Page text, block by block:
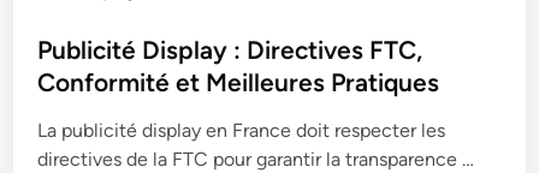
t
e
i
n
Publicité Display : Directives FTC,
Conformité et Meilleures Pratiques
La publicité display en France doit respecter les
directives de la FTC pour garantir la transparence …